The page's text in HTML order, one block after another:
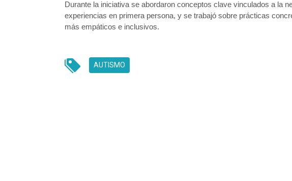
Durante la iniciativa se abordaron conceptos clave vinculados a la
experiencias en primera persona, y se trabajó sobre prácticas
más empáticos e inclusivos.
AUTISMO
UNREAD MESSAGES